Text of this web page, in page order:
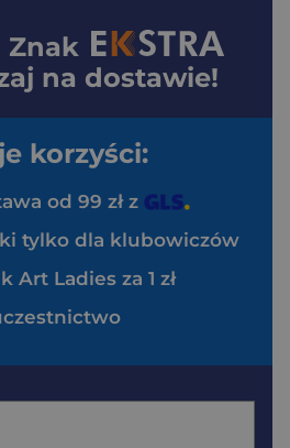
Znak
na dostawie!
korzyści:
od 99 zł z
tylko dla klubowiczów
Art Ladies za 1 zł